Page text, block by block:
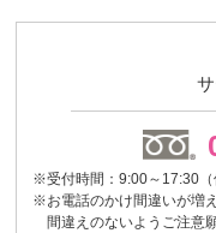
※受付時間：9:00～17:30（
※お電話のかけ間違いが増
間違えのないようご注意